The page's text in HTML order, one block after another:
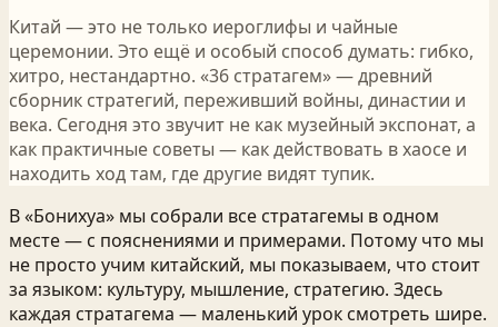
Китай — это не только иероглифы и чайные
церемонии. Это ещё и особый способ думать: гибко,
хитро, нестандартно. «36 стратагем» — древний
сборник стратегий, переживший войны, династии и
века. Сегодня это звучит не как музейный экспонат, а
как практичные советы — как действовать в хаосе и
находить ход там, где другие видят тупик.
В «Бонихуа» мы собрали все стратагемы в одном
месте — с пояснениями и примерами. Потому что мы
не просто учим китайский, мы показываем, что стоит
за языком: культуру, мышление, стратегию. Здесь
каждая стратагема — маленький урок смотреть шире.